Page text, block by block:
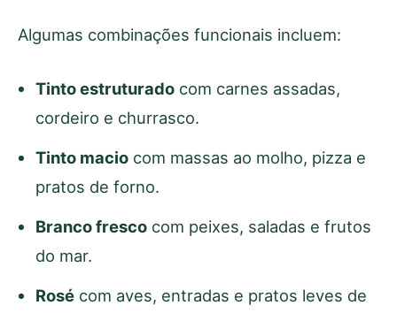
Algumas combinações funcionais incluem:
Tinto estruturado com carnes assadas,
cordeiro e churrasco.
Tinto macio com massas ao molho, pizza e
pratos de forno.
Branco fresco com peixes, saladas e frutos
do mar.
Rosé com aves, entradas e pratos leves de